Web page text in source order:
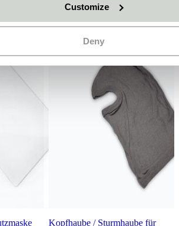
Customize
Deny
Kopfhaube / Sturmhaube für